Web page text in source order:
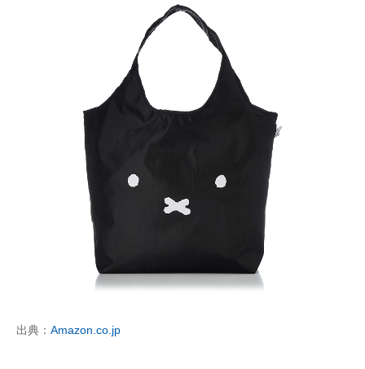
出典： Amazon.co.jp